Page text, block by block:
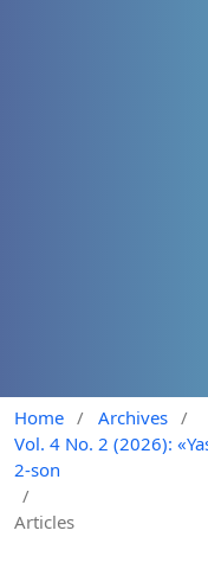
Home / Archives /
Vol. 4 No. 2 (2026):
2-son
/
Articles